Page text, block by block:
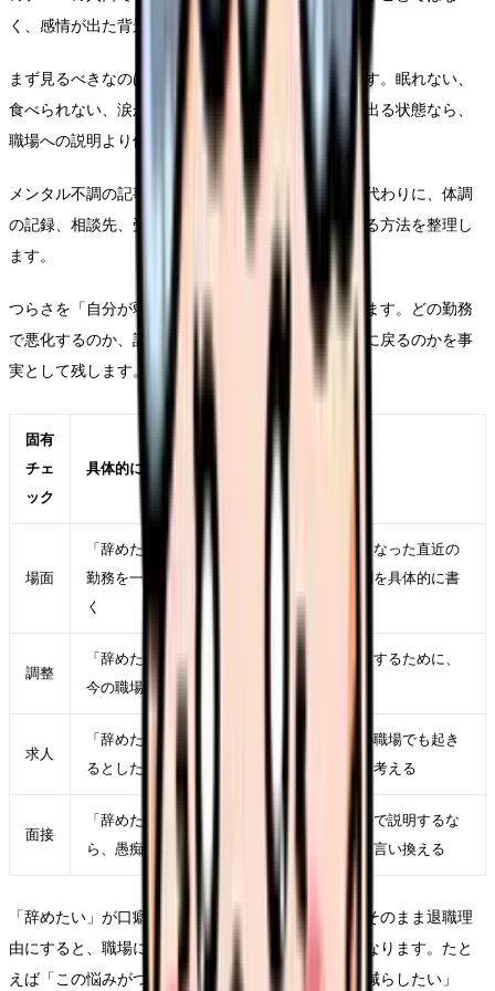
く、感情が出た背景を確認することから始まります。
まず見るべきなのは、退職の正しさではなく安全です。眠れない、
食べられない、涙が止まらない、出勤前に吐き気が出る状態なら、
職場への説明より休む段取りを先に置きます。
メンタル不調の記事では、病名を決めつけません。代わりに、体調
の記録、相談先、受診の必要性、仕事から距離を取る方法を整理し
ます。
つらさを「自分が弱い」に変換すると、相談が遅れます。どの勤務
で悪化するのか、誰との関係で緊張するのか、休日に戻るのかを事
実として残します。
固有
チェ
ック
具体的に見ること
場面
「辞めたい」が口癖になっている自分が強くなった直近の
勤務を一つ選び、時間帯、相手、業務、体調を具体的に書
く
調整
「辞めたい」が口癖になっている自分を軽くするために、
今の職場で一つだけ変えられる条件を決める
求人
「辞めたい」が口癖になっている自分が次の職場でも起き
るとしたら、求人票のどの項目に表れるかを考える
面接
「辞めたい」が口癖になっている自分を面接で説明するな
ら、愚痴ではなく「次に重視したい条件」に言い換える
「辞めたい」が口癖になっている自分という言葉をそのまま退職理
由にすると、職場にも次の応募先にも伝わりにくくなります。たと
えば「この悩みがつらい」ではなく、「夜勤回数を減らしたい」